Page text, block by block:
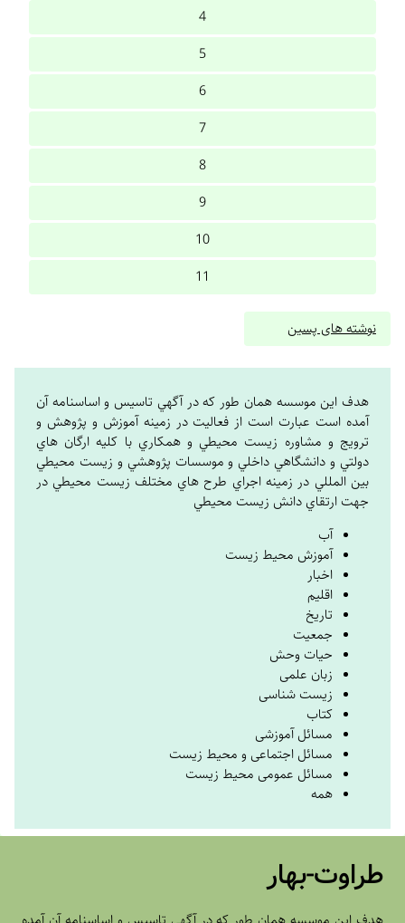
4
5
6
7
8
9
10
11
نوشته های پسین
هدف اين موسسه همان طور که در آگهي تاسيس و اساسنامه آن
آمده است عبارت است از فعاليت در زمينه آموزش و پژوهش و
ترويج و مشاوره زيست محيطي و همکاري با کليه ارگان هاي
دولتي و دانشگاهي داخلي و موسسات پژوهشي و زيست محيطي
بين المللي در زمينه اجراي طرح هاي مختلف زيست محيطي در
جهت ارتقاي دانش زيست محيطي
آب
آموزش محیط زیست
اخبار
اقلیم
تاریخ
جمعیت
حیات وحش
زبان علمی
زیست شناسی
کتاب
مسائل آموزشی
مسائل اجتماعی و محیط زیست
مسائل عمومی محیط زیست
همه
طراوت-بهار